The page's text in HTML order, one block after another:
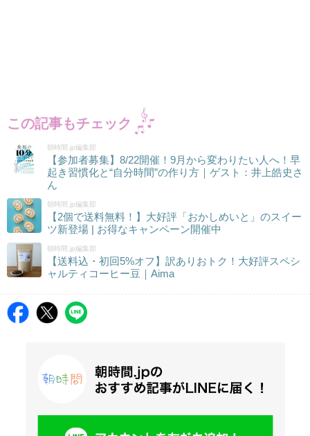
この記事もチェック
朝時間.jp編集部
【参加者募集】8/22開催！9月から変わりたい人へ！早
起き習慣化と“自分時間”の作り方｜ゲスト：井上皓史さ
ん
朝時間.jp編集部
【2個で送料無料！】大好評「おかしめいと」のスイー
ツ新登場 | お得なキャンペーン開催中
朝時間.jp編集部
【送料込・初回5%オフ】訳ありおトク！大好評スペシ
ャルティコーヒー豆｜Aima